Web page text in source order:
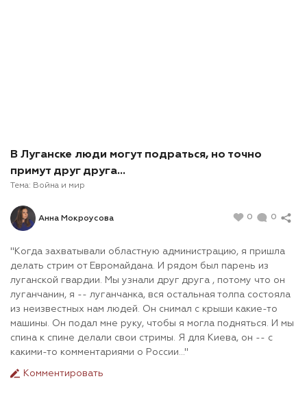
В Луганске люди могут подраться, но точно
примут друг друга...
Тема: Война и мир
Анна Мокроусова 0 0
"Когда захватывали областную администрацию, я пришла
делать стрим от Евромайдана. И рядом был парень из
луганской гвардии. Мы узнали друг друга , потому что он
луганчанин, я -- луганчанка, вся остальная толпа состояла
из неизвестных нам людей. Он снимал с крыши какие-то
машины. Он подал мне руку, чтобы я могла подняться. И мы
спина к спине делали свои стримы. Я для Киева, он -- с
какими-то комментариями о России..."
Комментировать